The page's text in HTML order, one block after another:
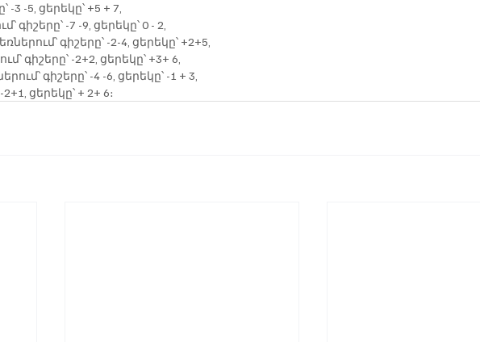
-3 -5, ցերեկը՝ +5 + 7,
գիշերը՝ -7 -9, ցերեկը՝ 0 - 2,
գիշերը՝ -2-4, ցերեկը՝ +2+5,
գիշերը՝ -2+2, ցերեկը՝ +3+ 6,
գիշերը՝ -4 -6, ցերեկը՝ -1 + 3,
ցերեկը՝ + 2+ 6։